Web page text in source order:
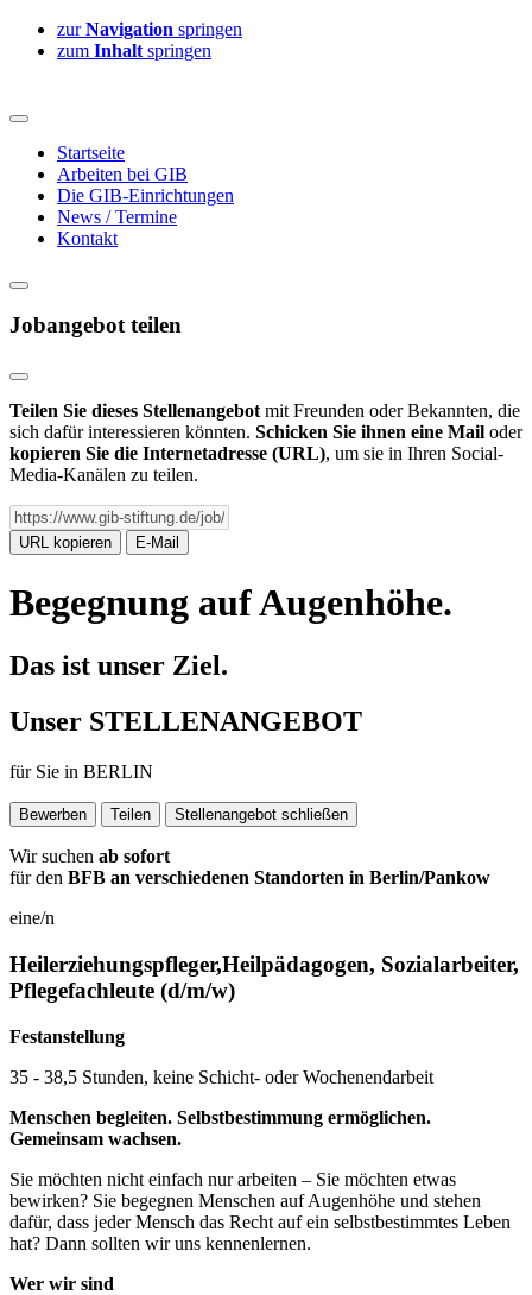
zurNavigation springen
zum Inhalt springen
Startseite
Arbeiten bei GIB
Die GIB-Einrichtungen
News / Termine
Kontakt
Jobangebot teilen
Teilen Sie dieses Stellenangebotmit Freunden oder Bekannten, die
sich dafür interessieren könnten. Schicken Sie ihnen eine Mail oder
kopieren Sie die Internetadresse (URL), um sie in Ihren Social-
Media-Kanälen zu teilen.
URL kopieren E-Mail
Begegnung auf Augenhöhe.
Das ist unser Ziel.
Unser STELLENANGEBOT
für Sie in BERLIN
Bewerben Teilen Stellenangebot schließen
Wir suchen ab sofort
für den BFB an verschiedenen Standorten in Berlin/Pankow
eine/n
Heilerziehungspfleger,Heilpädagogen, Sozialarbeiter,
Pflegefachleute (d/m/w)
Festanstellung
35 - 38,5 Stunden, keine Schicht- oder Wochenendarbeit
Menschen begleiten. Selbstbestimmung ermöglichen.
Gemeinsam wachsen.
Sie möchten nicht einfach nur arbeiten – Sie möchten etwas
bewirken? Sie begegnen Menschen auf Augenhöhe und stehen
dafür, dass jeder Mensch das Recht auf ein selbstbestimmtes Leben
hat? Dann sollten wir uns kennenlernen.
Wer wir sind